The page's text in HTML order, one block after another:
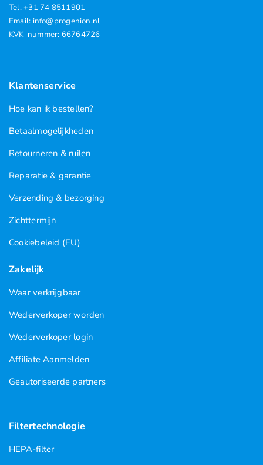
Tel. +31 74 8511901
Email: info@progenion.nl
KVK-nummer: 66764726
Klantenservice
Hoe kan ik bestellen?
Betaalmogelijkheden
Retourneren & ruilen
Reparatie & garantie
Verzending & bezorging
Zichttermijn
Cookiebeleid (EU)
Zakelijk
Waar verkrijgbaar
Wederverkoper worden
Wederverkoper login
Affiliate Aanmelden
Geautoriseerde partners
Filtertechnologie
HEPA-filter